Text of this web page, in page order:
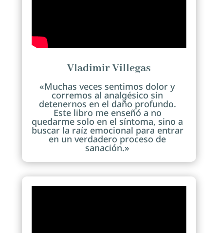
Vladimir Villegas
«Muchas veces sentimos dolor y
corremos al analgésico sin
detenernos en el daño profundo.
Este libro me enseñó a no
quedarme solo en el síntoma, sino a
buscar la raíz emocional para entrar
en un verdadero proceso de
sanación.»